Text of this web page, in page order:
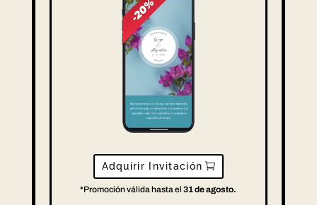
Adquirir Invitación
*Promoción válida hasta el31 de agosto.